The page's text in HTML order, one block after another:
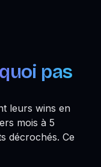
pas
leurs wins en
mois à 5
décrochés. Ce